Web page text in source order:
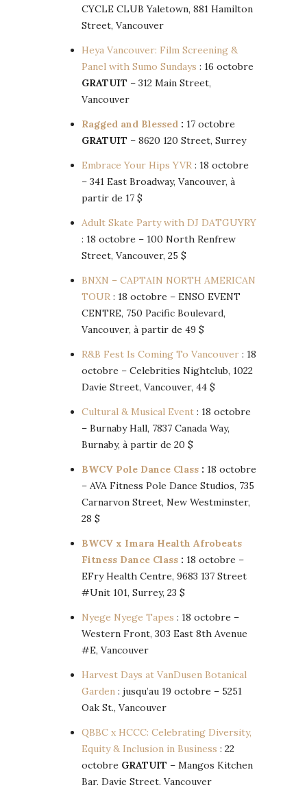
CYCLE CLUB Yaletown, 881 Hamilton
Street, Vancouver
Heya Vancouver: Film Screening &
Panel with Sumo Sundays : 16 octobre
GRATUIT – 312 Main Street,
Vancouver
Ragged and Blessed : 17 octobre
GRATUIT – 8620 120 Street, Surrey
Embrace Your Hips YVR : 18 octobre
– 341 East Broadway, Vancouver, à
partir de 17 $
Adult Skate Party with DJ DATGUYRY
: 18 octobre – 100 North Renfrew
Street, Vancouver, 25 $
BNXN – CAPTAIN NORTH AMERICAN
TOUR : 18 octobre – ENSO EVENT
CENTRE, 750 Pacific Boulevard,
Vancouver, à partir de 49 $
R&B Fest Is Coming To Vancouver : 18
octobre – Celebrities Nightclub, 1022
Davie Street, Vancouver, 44 $
Cultural & Musical Event : 18 octobre
– Burnaby Hall, 7837 Canada Way,
Burnaby, à partir de 20 $
BWCV Pole Dance Class : 18 octobre
– AVA Fitness Pole Dance Studios, 735
Carnarvon Street, New Westminster,
28 $
BWCV x Imara Health Afrobeats
Fitness Dance Class : 18 octobre –
EFry Health Centre, 9683 137 Street
#Unit 101, Surrey, 23 $
Nyege Nyege Tapes : 18 octobre –
Western Front, 303 East 8th Avenue
#E, Vancouver
Harvest Days at VanDusen Botanical
Garden : jusqu’au 19 octobre – 5251
Oak St., Vancouver
QBBC x HCCC: Celebrating Diversity,
Equity & Inclusion in Business : 22
octobre GRATUIT – Mangos Kitchen
Bar, Davie Street, Vancouver